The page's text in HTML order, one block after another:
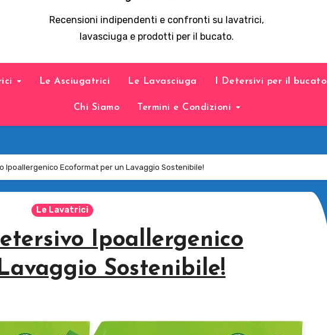
Recensioni indipendenti e confronti su lavatrici,
lavasciuga e prodotti per il bucato.
Le Asciugatrici Le Lavasciuga I Detersivi per il bucato
Chi Siamo Termini e Condizioni
Ipoallergenico Ecoformat per un Lavaggio Sostenibile!
Le Lavatrici
Ipoallergenico
Sostenibile!